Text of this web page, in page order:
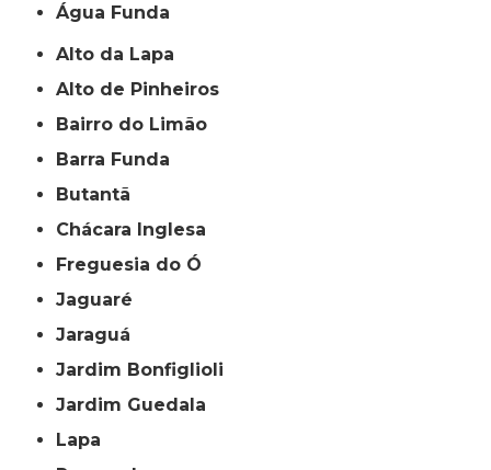
Água Funda
Alto da Lapa
Alto de Pinheiros
Bairro do Limão
Barra Funda
Butantã
Chácara Inglesa
Freguesia do Ó
Jaguaré
Jaraguá
Jardim Bonfiglioli
Jardim Guedala
Lapa